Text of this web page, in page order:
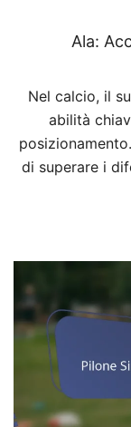
Ala:
Nel calcio, il
abilità
di superare i